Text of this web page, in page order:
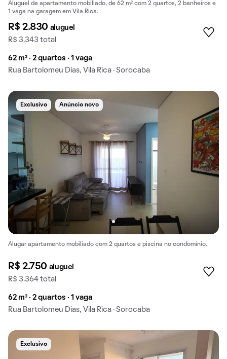
Aluguel de apartamento mobiliado, de 62 m² com 2 quartos, 2 banheiros e
1 vaga na garagem em Vila Rica.
R$ 2.830 aluguel
R$ 3.343 total
62 m² · 2 quartos · 1 vaga
Rua Bartolomeu Dias, Vila Rica · Sorocaba
Exclusivo Anúncio novo
Alugar apartamento mobiliado com 2 quartos e piscina no condomínio.
R$ 2.750 aluguel
R$ 3.364 total
62 m² · 2 quartos · 1 vaga
Rua Bartolomeu Dias, Vila Rica · Sorocaba
Exclusivo